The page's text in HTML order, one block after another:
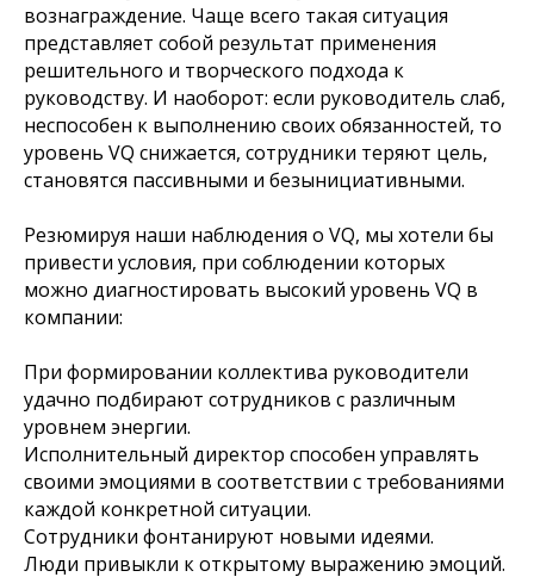
вознаграждение. Чаще всего такая ситуация
представляет собой результат применения
решительного и творческого подхода к
руководству. И наоборот: если руководитель слаб,
неспособен к выполнению своих обязанностей, то
уровень VQ снижается, сотрудники теряют цель,
становятся пассивными и безынициативными.
Резюмируя наши наблюдения о VQ, мы хотели бы
привести условия, при соблюдении которых
можно диагностировать высокий уровень VQ в
компании:
При формировании коллектива руководители
удачно подбирают сотрудников с различным
уровнем энергии.
Исполнительный директор способен управлять
своими эмоциями в соответствии с требованиями
каждой конкретной ситуации.
Сотрудники фонтанируют новыми идеями.
Люди привыкли к открытому выражению эмоций.